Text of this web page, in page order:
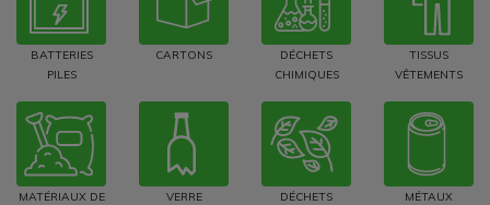
BATTERIES
PILES
CARTONS
DÉCHETS
CHIMIQUES
TISSUS
VÊTEMENTS
MATÉRIAUX DE
VERRE
DÉCHETS
MÉTAUX